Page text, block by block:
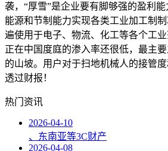
袭，“厚雪”是企业要有脚够强的盈利
能源和节制能力实现各类工业加工制
遍使用于电子、物流、化工等各个工
正在中国度庭的渗入率还很低，最主
的山坡。用户对于扫地机械人的接管度
透过财报！
热门资讯
2026-04-10
、东南亚等3C财产
2026-04-08